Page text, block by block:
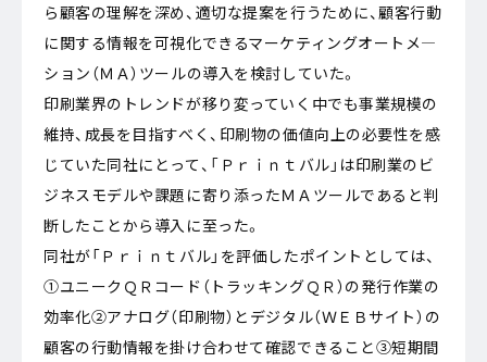
ら顧客の理解を深め、適切な提案を行うために、顧客行動
に関する情報を可視化できるマーケティングオートメ―
ション（ＭＡ）ツールの導入を検討していた。
印刷業界のトレンドが移り変っていく中でも事業規模の
維持、成長を目指すべく、印刷物の価値向上の必要性を感
じていた同社にとって、「Ｐｒｉｎｔバル」は印刷業のビ
ジネスモデルや課題に寄り添ったＭＡツールであると判
断したことから導入に至った。
同社が「Ｐｒｉｎｔバル」を評価したポイントとしては、
①ユニークＱＲコード（トラッキングＱＲ）の発行作業の
効率化②アナログ（印刷物）とデジタル（ＷＥＢサイト）の
顧客の行動情報を掛け合わせて確認できること③短期間